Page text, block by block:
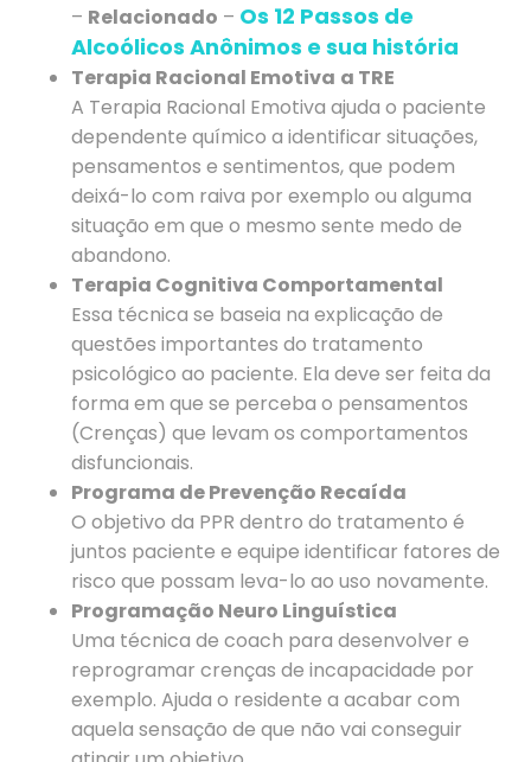
– Relacionado – Os 12 Passos de
Alcoólicos Anônimos e sua história
Terapia Racional Emotiva a TRE
A Terapia Racional Emotiva ajuda o paciente
dependente químico a identificar situações,
pensamentos e sentimentos, que podem
deixá-lo com raiva por exemplo ou alguma
situação em que o mesmo sente medo de
abandono.
Terapia Cognitiva Comportamental
Essa técnica se baseia na explicação de
questões importantes do tratamento
psicológico ao paciente. Ela deve ser feita da
forma em que se perceba o pensamentos
(Crenças) que levam os comportamentos
disfuncionais.
Programa de Prevenção Recaída
O objetivo da PPR dentro do tratamento é
juntos paciente e equipe identificar fatores de
risco que possam leva-lo ao uso novamente.
Programação Neuro Linguística
Uma técnica de coach para desenvolver e
reprogramar crenças de incapacidade por
exemplo. Ajuda o residente a acabar com
aquela sensação de que não vai conseguir